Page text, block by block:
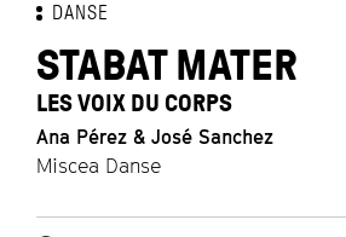
DANSE
STABAT MATER
LES VOIX DU CORPS
Ana Pérez & José Sanchez
Miscea Danse